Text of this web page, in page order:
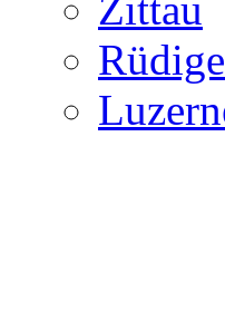
Zittau